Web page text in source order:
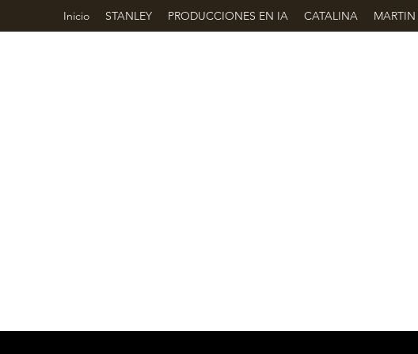
Inicio STANLEY PRODUCCIONES EN IA CATALINA MARTIN